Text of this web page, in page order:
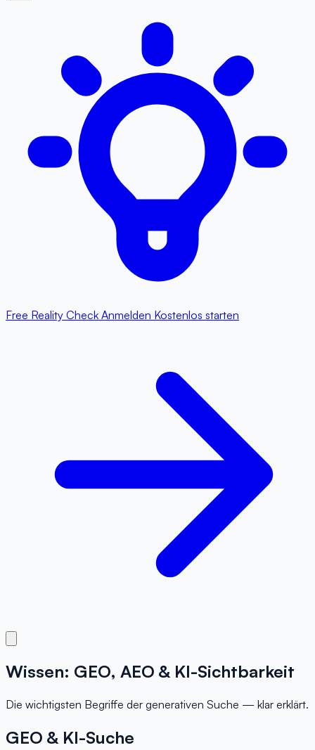
Free Reality Check Anmelden Kostenlos starten
Wissen: GEO, AEO & KI-Sichtbarkeit
Die wichtigsten Begriffe der generativen Suche — klar erklärt.
GEO & KI-Suche